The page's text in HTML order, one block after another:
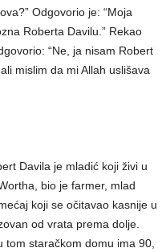
Odgovorio je: “Moja
Roberta Davilu.” Rekao
“Ne, ja nisam Robert
mislim da mi Allah uslišava
Davila je mladić koji živi u
bio je farmer, mlad
koji se očitavao kasnije u
od vrata prema dolje.
tom staračkom domu ima 90,